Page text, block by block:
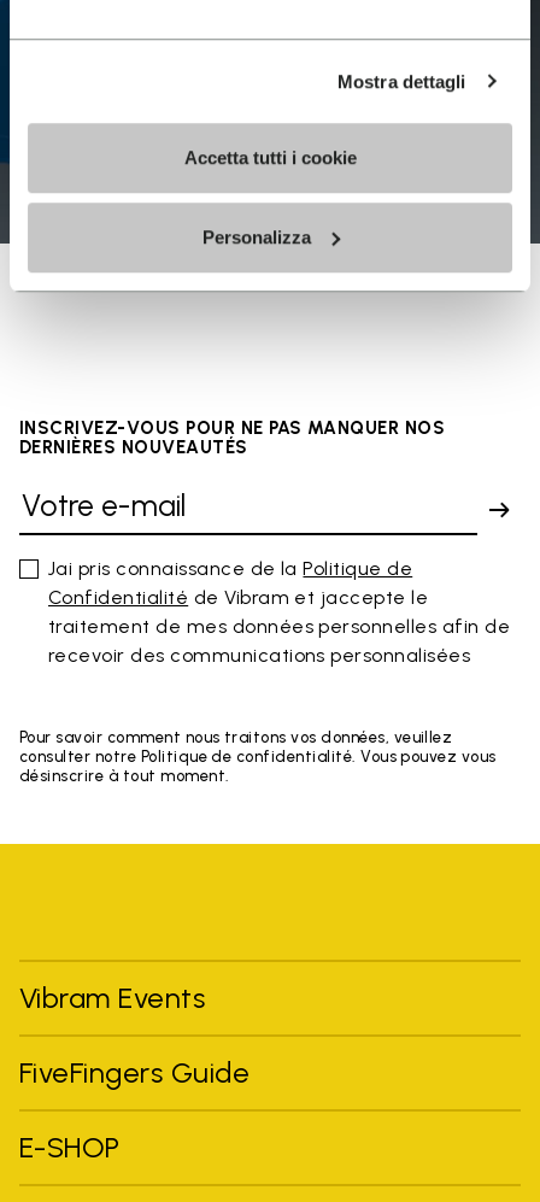
Mostra dettagli
Accetta tutti i cookie
Personalizza
INSCRIVEZ-VOUS POUR NE PAS MANQUER NOS
DERNIÈRES NOUVEAUTÉS
Jai pris connaissance de laPolitique de
Confidentialité de Vibram et jaccepte le
traitement de mes données personnelles afin de
recevoir des communications personnalisées
Pour savoir comment nous traitons vos données, veuillez
consulter notre Politique de confidentialité. Vous pouvez vous
désinscrire à tout moment.
Vibram Events
FiveFingers Guide
E-SHOP